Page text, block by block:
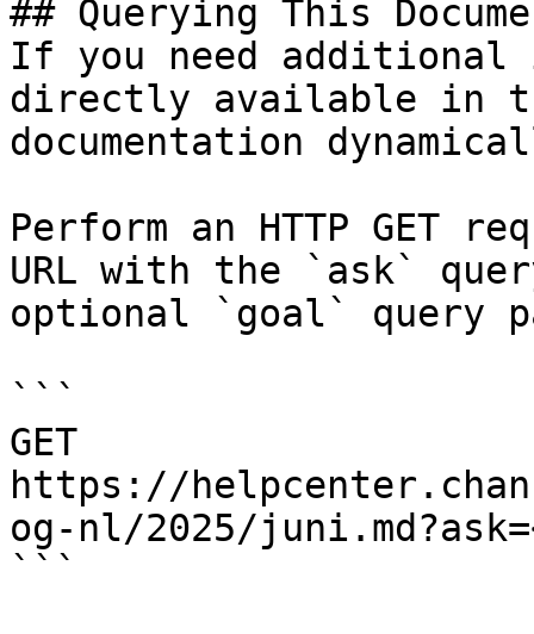
## Querying This
If you need
directly available in
documentation
Perform an HTTP GET
URL with the `ask`
optional `goal` query
```
GET
https://
og-nl/2025/
```